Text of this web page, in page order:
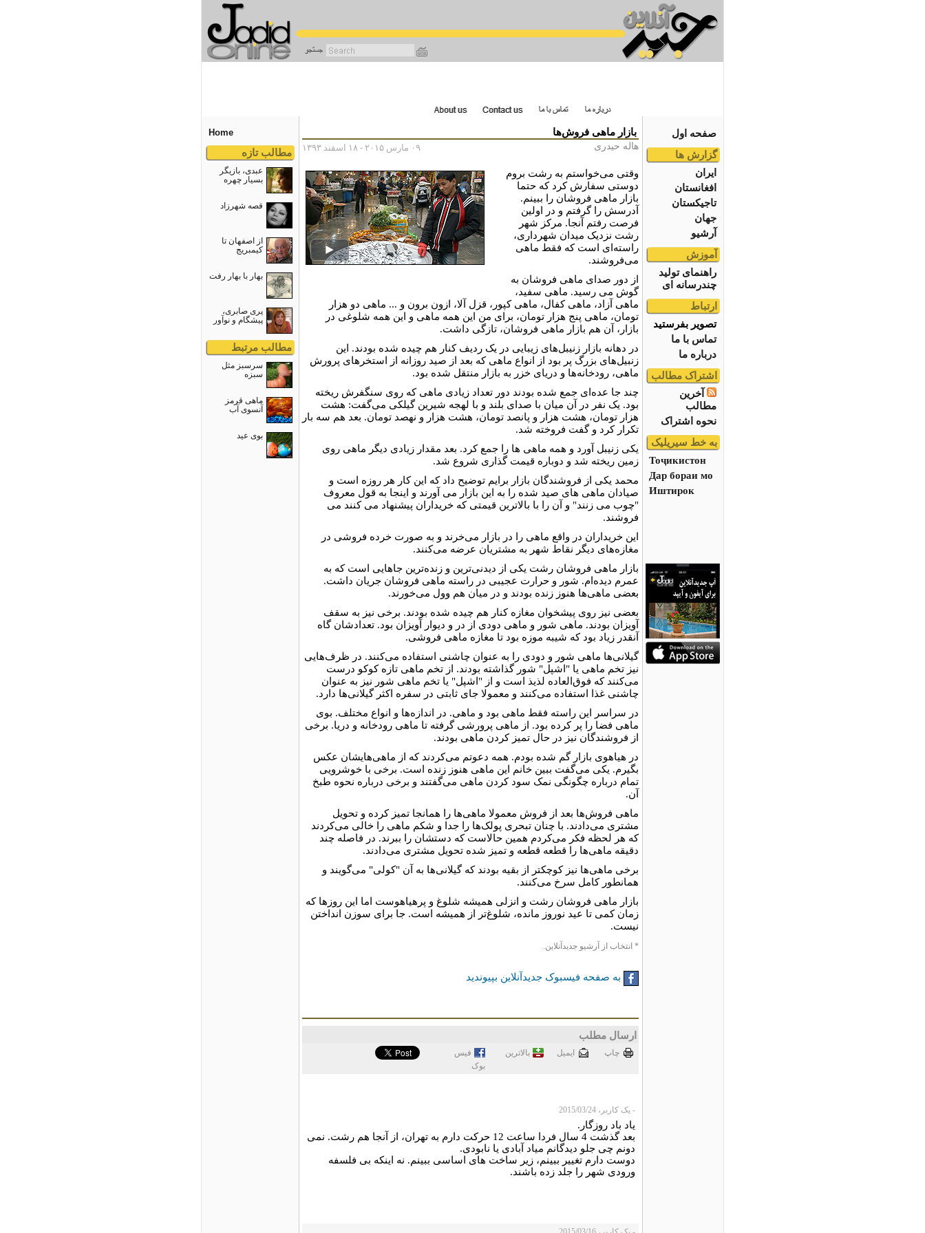
صفحه اول
گزارش ها
ایران
افغانستان
تاجیکستان
جهان
آرشیو
آموزش
راهنمای تولید
چندرسانه ای
ارتباط
تصویر بفرستید
تماس با ما
درباره ما
اشتراک مطالب
آخرین
مطالب
نحوه اشتراک
به خط سیریلیک
Тоҷикистон
Дар бораи мо
Иштирок
Home
مطالب تازه
عبدی، بازیگر
بسیار چهره
قصه شهرزاد
از اصفهان تا
کیمبریج
بهار با بهار رفت
پری صابری،
پیشگام و نوآور
مطالب مرتبط
سرسبز مثل
سبزه
ماهی قرمز
آنسوی آب
بوی عید
بازار ماهى فروش‌ها
۰۹ مارس ۲۰۱۵ - ۱۸ اسفند ۱۳۹۳ هاله حیدری
وقتی می‌خواستم به رشت بروم
دوستی سفارش کرد که حتما
بازار ماهی‌ فروشان را ببینم.
آدرسش را گرفتم و در اولین
فرصت رفتم آنجا. مرکز شهر
رشت نزدیک میدان شهرداری،
راسته‌ای است که فقط ماهی
می‌فروشند.
از دور صدای ماهی فروشان به
گوش می رسید. ماهی سفید،
ماهی آزاد، ماهی کفال، ماهی کپور، قزل آلا، ازون برون و ... ماهی دو هزار
تومان، ماهی پنج هزار تومان، برای من این همه ماهی و این همه شلوغی در
بازار، آن هم بازار ماهی فروشان، تازگی داشت.
در دهانه بازار زنیبل‌های زیبایی در یک ردیف کنار هم چیده شده بودند. این
زنبیل‌های بزرگ پر بود از انواع ماهی که بعد از صید روزانه از استخرهای پرورش
ماهی، رودخانه‌ها و دریای خزر به بازار منتقل شده بود.
چند جا عده‌ای جمع شده بودند دور تعداد زیادی ماهی که روی سنگفرش ریخته
بود. یک نفر در آن میان با صدای بلند و با لهجه شیرین گیلکی می‌گفت: هشت
هزار تومان، هشت هزار و پانصد تومان، هشت هزار و نهصد تومان. بعد هم سه بار
تکرار کرد و گفت فروخته شد.
یکی زنیبل آورد و همه ماهی ها را جمع کرد. بعد مقدار زیادی دیگر ماهی روی
زمین ریخته شد و دوباره قیمت گذاری شروع شد.
محمد یکی از فروشندگان بازار برایم توضیح داد که این کار هر روزه است و
صیادان ماهی های صید شده را به این بازار می آورند و اینجا به قول معروف
"چوب می زنند" و آن را با بالاترین قیمتی که خریداران پیشنهاد می کنند می
فروشند.
این خریداران در واقع ماهی را در بازار می‌خرند و به صورت خرده فروشی در
مغازه‌های دیگر نقاط شهر به مشتریان عرضه می‌کنند.
بازار ماهی فروشان رشت یکی از دیدنی‌ترین و زنده‌ترین جاهایی است که به
عمرم دیده‌ام. شور و حرارت عجیبی در راسته ماهی فروشان جریان داشت.
بعضی ماهی‌ها هنوز زنده بودند و در میان هم وول می‌خورند.
بعضی نیز روی پیشخوان مغازه کنار هم چیده شده بودند. برخی نیز به سقف
آویزان بودند. ماهی شور و ماهی دودی از در و دیوار آویزان بود. تعدادشان گاه
آنقدر زیاد بود که شیبه موزه بود تا مغازه ماهی فروشی.
گیلانی‌ها ماهی شور و دودی را به عنوان چاشنی استفاده می‌کنند. در ظرف‌هایی
نیز تخم ماهی یا "اشپل" شور گذاشته بودند. از تخم ماهی تازه کوکو درست
می‌کنند که فوق‌العاده لذیذ است و از "اشپل" یا تخم ماهی شور نیز به عنوان
چاشنی غذا استفاده می‌کنند و معمولا جای ثابتی در سفره اکثر گیلانی‌ها دارد.
در سراسر این راسته فقط ماهی بود و ماهی. در اندازه‌ها و انواع مختلف. بوی
ماهی فضا را پر کرده بود. از ماهی پرورشی گرفته تا ماهی رودخانه و دریا. برخی
از فروشندگان نیز در حال تمیز کردن ماهی بودند.
در هیاهوی بازار گم شده بودم. همه دعوتم می‌کردند که از ماهی‌هایشان عکس
بگیرم. یکی می‌گفت ببین خانم این ماهی هنوز زنده است. برخی با خوشرویی
تمام درباره چگونگی نمک سود کردن ماهی می‌گفتند و برخی درباره نحوه طبخ
آن.
ماهی فروش‌ها بعد از فروش معمولا ماهی‌ها را همانجا تمیز کرده و تحویل
مشتری می‌دادند. با چنان تبحری پولک‌ها را جدا و شکم ماهی را خالی می‌کردند
که هر لحظه فکر می‌کردم همین حالاست که دستشان را ببرند. در فاصله چند
دقیقه ماهی‌ها را قطعه قطعه و تمیز شده تحویل مشتری می‌دادند.
برخی ماهی‌ها نیز کوچکتر از بقیه بودند که گیلانی‌ها به آن "کولی" می‌گویند و
همانطور كامل سرخ می‌کنند.
بازار ماهی فروشان رشت و انزلی همیشه شلوغ و پرهیاهوست اما این روزها که
زمان کمی تا عید نوروز مانده، شلوغ‌تر از همیشه است. جا برای سوزن انداختن
نیست.
* انتخاب از آرشیو جدیدآنلاین.
به صفحه فیسبوک جدیدآنلاین بپیوندید
ارسال مطلب
چاپ ايميل بالاترین
فيس
بوک
- یک کاربر، 2015/03/24
یاد باد روزگار.
بعد گذشت 4 سال فردا ساعت 12 حرکت دارم به تهران، از آنجا هم رشت. نمی
دونم چی جلو دیدگانم میاد آبادی یا نابودی.
دوست دارم تغییر ببینم، زیر ساخت های اساسی ببینم. نه اینکه بی فلسفه
ورودی شهر را جلد زده باشند.